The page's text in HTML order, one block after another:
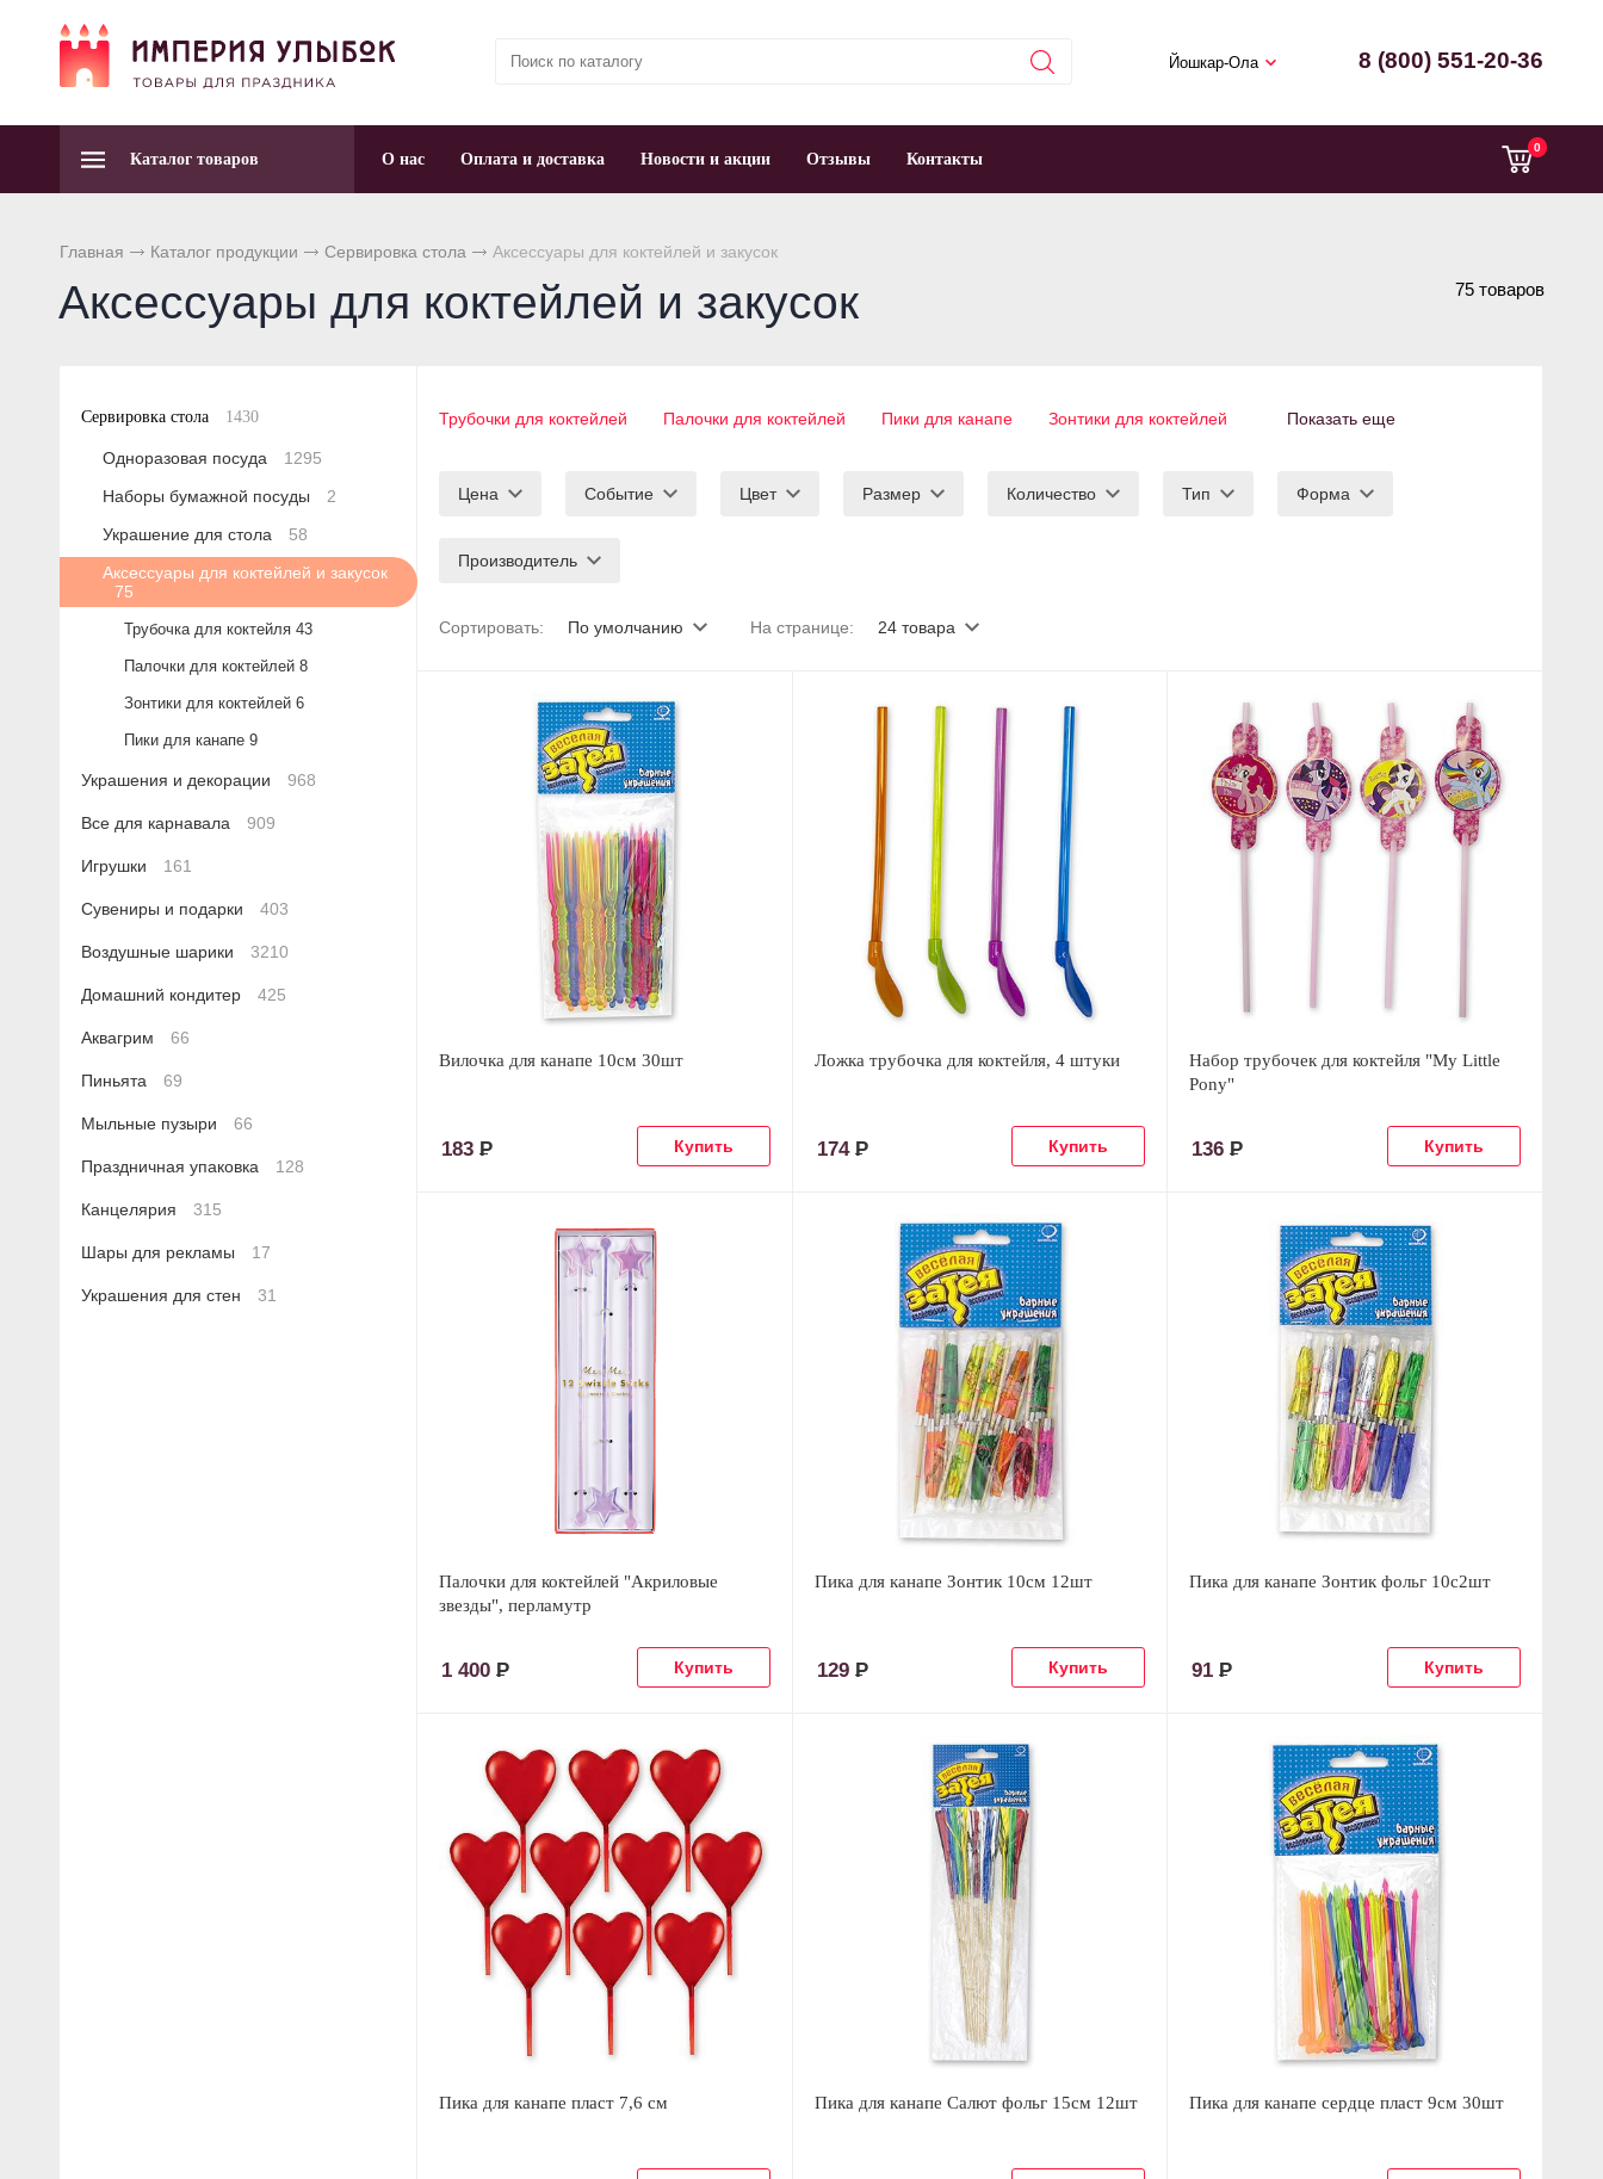
Йошкар-Ола 8 (800) 551-20-36
0
Каталог товаров О нас Оплата и доставка Новости и акции Отзывы Контакты
Главная Каталог продукции Сервировка стола Аксессуары для коктейлей и закусок
75 товаров
Аксессуары для коктейлей и закусок
Трубочки для коктейлей Палочки для коктейлей Пики для канапе Зонтики для коктейлей Показать еще
Цена Событие Цвет Размер Количество Тип Форма
Производитель
Сортировать: По умолчанию На странице: 24 товара
Вилочка для канапе 10см 30шт
183 Р
Ложка трубочка для коктейля, 4 штуки
174 Р
Набор трубочек для коктейля "My Little
Pony"
136Р
Палочки для коктейлей "Акриловые
звезды", перламутр
1 400 Р
Пика для канапе Зонтик 10см 12шт
129 Р
Пика для канапе Зонтик фольг 10с2шт
91Р
Пика для канапе пласт 7,6 см Пика для канапе Салют фольг 15см 12шт Пика для канапе сердце пласт 9см 30шт
Сервировка стола 1430
Одноразовая посуда
1295
Наборы бумажной посуды
2
Украшение для стола
58
Аксессуары для коктейлей и закусок
75
Трубочка для коктейля 43
Палочки для коктейлей 8
Зонтики для коктейлей 6
Пики для канапе 9
Украшения и декорации 968
Все для карнавала 909
Игрушки 161
Сувениры и подарки 403
Воздушные шарики 3210
Домашний кондитер 425
Аквагрим 66
Пиньята 69
Мыльные пузыри 66
Праздничная упаковка 128
Канцелярия 315
Шары для рекламы 17
Украшения для стен 31